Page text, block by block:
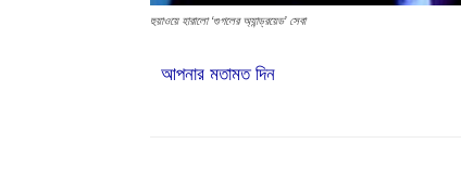
হুয়াওয়ে হারালো ‘গুগলের অ্যান্ড্রয়েড’ সেবা
আপনার মতামত দিন